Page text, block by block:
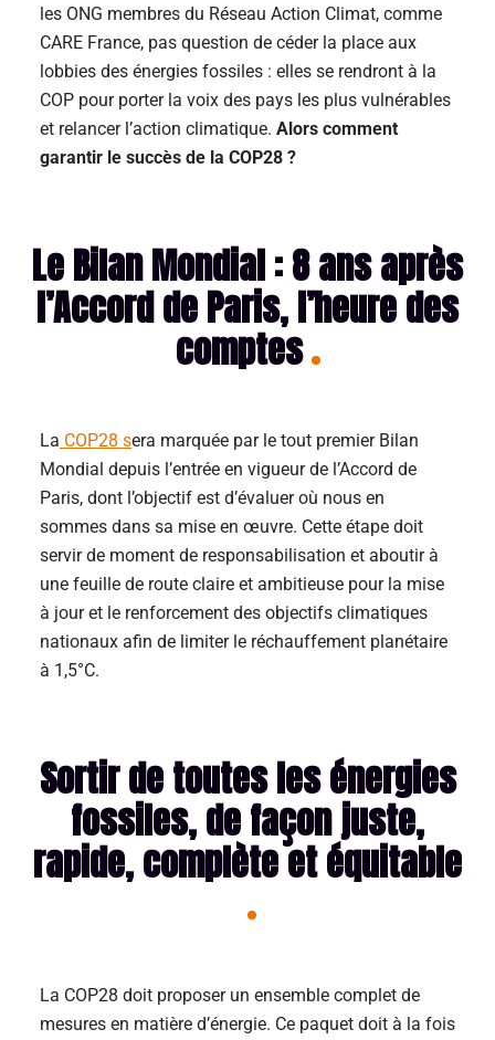
les ONG membres du Réseau Action Climat, comme
CARE France, pas question de céder la place aux
lobbies des énergies fossiles : elles se rendront à la
COP pour porter la voix des pays les plus vulnérables
et relancer l’action climatique. Alors comment
garantir le succès de la COP28 ?
Le Bilan Mondial : 8 ans après
l’Accord de Paris, l’heure des
comptes
La COP28 sera marquée par le tout premier Bilan
Mondial depuis l’entrée en vigueur de l’Accord de
Paris, dont l’objectif est d’évaluer où nous en
sommes dans sa mise en œuvre. Cette étape doit
servir de moment de responsabilisation et aboutir à
une feuille de route claire et ambitieuse pour la mise
à jour et le renforcement des objectifs climatiques
nationaux afin de limiter le réchauffement planétaire
à 1,5°C.
Sortir de toutes les énergies
fossiles, de façon juste,
rapide, complète et équitable
La COP28 doit proposer un ensemble complet de
mesures en matière d’énergie. Ce paquet doit à la fois